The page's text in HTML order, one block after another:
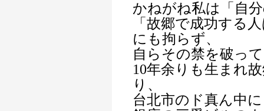
かねがね私は「自
「故郷で成功する
にも拘らず、
自らその禁を破っ
10年余りも生まれ
り、
台北市のド真ん中に